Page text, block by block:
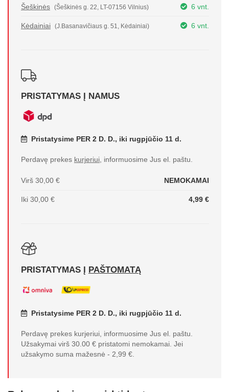
Šeškinės (Šeškinės g. 22, LT-07156 Vilnius) 6 vnt.
Kėdainiai (J.Basanavičiaus g. 51, Kėdainiai) 6 vnt.
PRISTATYMAS Į NAMUS
Pristatysime PER 2 D. D., iki rugpjūčio 11 d.
Perdavę prekes kurjeriui, informuosime Jus el. paštu.
Virš 30,00 € NEMOKAMAI
Iki 30,00 € 4,99 €
PRISTATYMAS Į PAŠTOMATĄ
Pristatysime PER 2 D. D., iki rugpjūčio 11 d.
Perdavę prekes kurjeriui, informuosime Jus el. paštu.
Užsakymai virš 30.00 € pristatomi nemokamai. Jei
užsakymo suma mažesnė - 2,99 €.